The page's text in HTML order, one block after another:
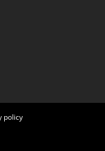
policy